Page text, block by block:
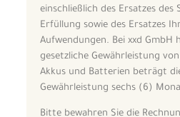
einschließlich des Ersatzes
Erfüllung sowie des Ersatzes
Aufwendungen. Bei xxd GmbH
gesetzliche Gewährleistung
Akkus und Batterien beträgt
Gewährleistung sechs (6)
Bitte bewahren Sie die